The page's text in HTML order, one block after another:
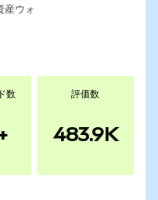
産ウォ
数 評価数
483.9K